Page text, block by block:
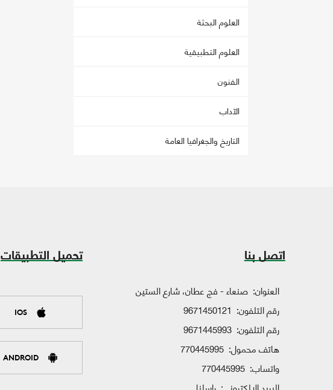
العلوم البحثة
العلوم التطبيقية
الفنون
الآداب
التاريخ والجغرافيا العامة
اتصل بنا
العنوان: صنعاء - فج عطان، شارع الستين
رقم التلفون: 9671450121
رقم التلفون: 9671445993
هاتف محمول: 770445995
واتساب: 770445995
تحميل التطبيقات
IOS
ANDROID